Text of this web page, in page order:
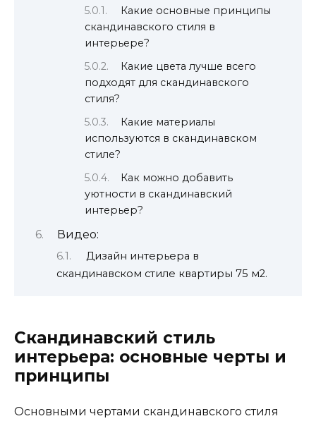
Какие основные принципы
скандинавского стиля в
интерьере?
Какие цвета лучше всего
подходят для скандинавского
стиля?
Какие материалы
используются в скандинавском
стиле?
Как можно добавить
уютности в скандинавский
интерьер?
Видео:
Дизайн интерьера в
скандинавском стиле квартиры 75 м2.
Скандинавский стиль
интерьера: основные черты и
принципы
Основными чертами скандинавского стиля